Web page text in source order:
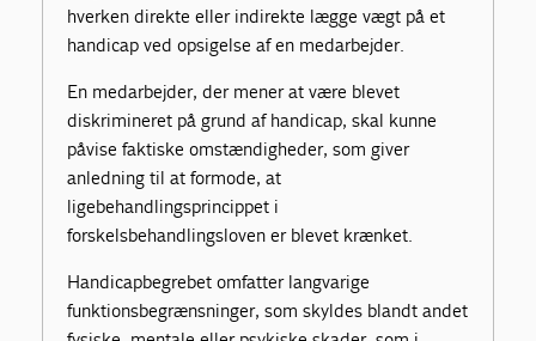
hverken direkte eller indirekte lægge vægt på et
handicap ved opsigelse af en medarbejder.
En medarbejder, der mener at være blevet
diskrimineret på grund af handicap, skal kunne
påvise faktiske omstændigheder, som giver
anledning til at formode, at
ligebehandlingsprincippet i
forskelsbehandlingsloven er blevet krænket.
Handicapbegrebet omfatter langvarige
funktionsbegrænsninger, som skyldes blandt andet